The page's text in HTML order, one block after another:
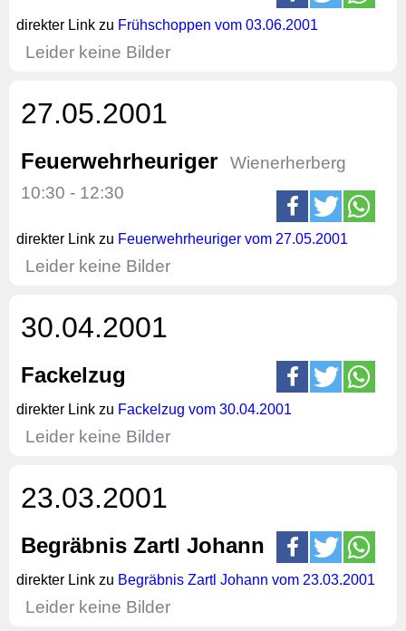
direkter Link zu Frühschoppen vom 03.06.2001
Leider keine Bilder
27.05.2001
Feuerwehrheuriger
Wienerherberg
10:30 - 12:30
direkter Link zu Feuerwehrheuriger vom 27.05.2001
Leider keine Bilder
30.04.2001
Fackelzug
direkter Link zu Fackelzug vom 30.04.2001
Leider keine Bilder
23.03.2001
Begräbnis Zartl Johann
direkter Link zu Begräbnis Zartl Johann vom 23.03.2001
Leider keine Bilder